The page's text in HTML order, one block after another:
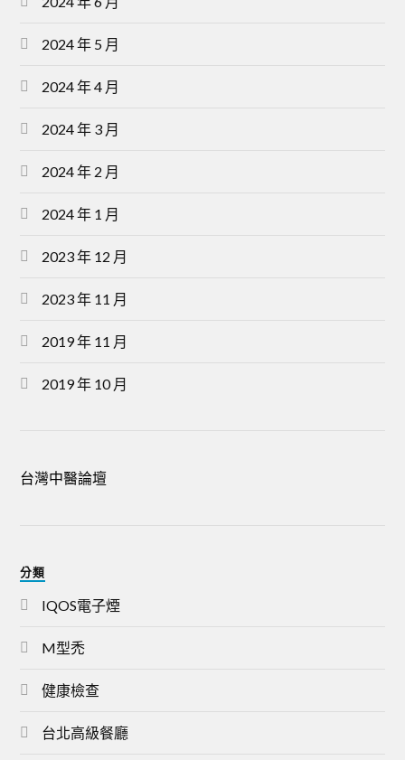
2024 年 5 月
2024 年 4 月
2024 年 3 月
2024 年 2 月
2024 年 1 月
2023 年 12 月
2023 年 11 月
2019 年 11 月
2019 年 10 月
台灣中醫論壇
分類
IQOS電子煙
M型禿
健康檢查
台北高級餐廳